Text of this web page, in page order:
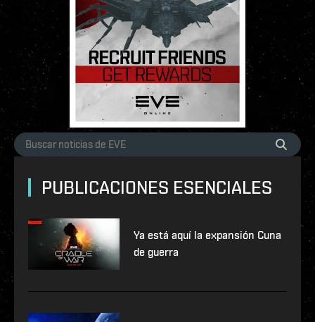
PUBLICACIONES ESENCIALES
Ya está aquí la expansión Cuna
de guerra